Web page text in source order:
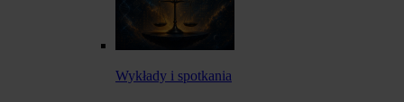
Wykłady i spotkania